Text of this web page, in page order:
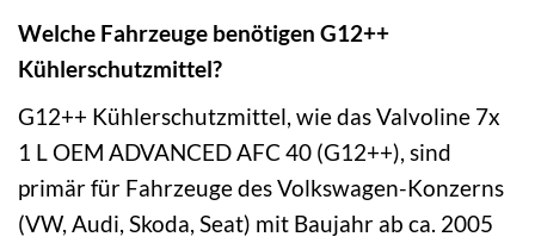
Welche Fahrzeuge benötigen G12++
Kühlerschutzmittel?
G12++ Kühlerschutzmittel, wie das Valvoline 7x
1 L OEM ADVANCED AFC 40 (G12++), sind
primär für Fahrzeuge des Volkswagen-Konzerns
(VW, Audi, Skoda, Seat) mit Baujahr ab ca. 2005